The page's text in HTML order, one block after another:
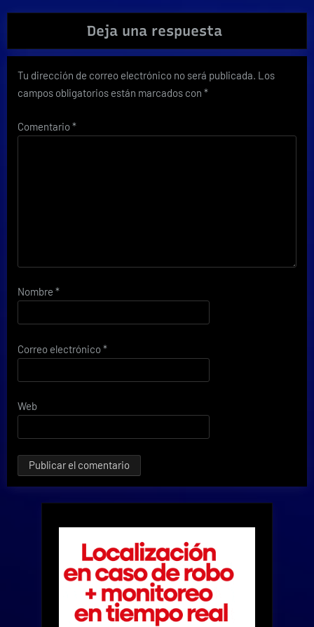
Deja una respuesta
Tu dirección de correo electrónico no será publicada. Los
campos obligatorios están marcados con *
Comentario*
Nombre *
Correo electrónico*
Web